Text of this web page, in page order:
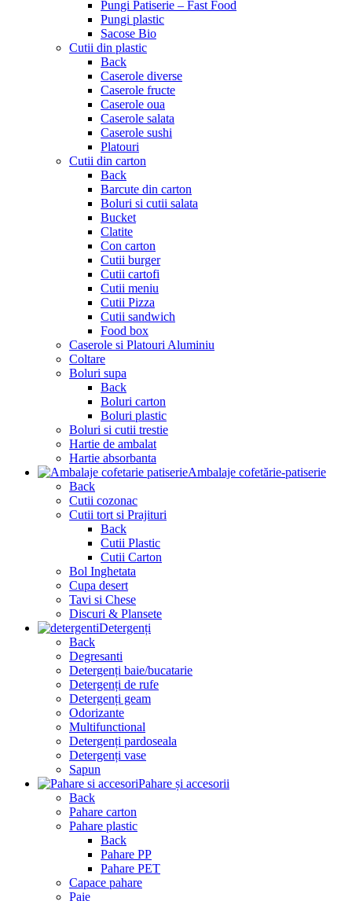
Pungi Patiserie – Fast Food
Pungi plastic
Sacose Bio
Cutii din plastic
Back
Caserole diverse
Caserole fructe
Caserole oua
Caserole salata
Caserole sushi
Platouri
Cutii din carton
Back
Barcute din carton
Boluri si cutii salata
Bucket
Clatite
Con carton
Cutii burger
Cutii cartofi
Cutii meniu
Cutii Pizza
Cutii sandwich
Food box
Caserole si Platouri Aluminiu
Coltare
Boluri supa
Back
Boluri carton
Boluri plastic
Boluri si cutii trestie
Hartie de ambalat
Hartie absorbanta
Ambalaje cofetărie-patiserie
Back
Cutii cozonac
Cutii tort si Prajituri
Back
Cutii Plastic
Cutii Carton
Bol Inghetata
Cupa desert
Tavi si Chese
Discuri & Plansete
Detergenți
Back
Degresanti
Detergenți baie/bucatarie
Detergenți de rufe
Detergenți geam
Odorizante
Multifunctional
Detergenți pardoseala
Detergenți vase
Sapun
Pahare și accesorii
Back
Pahare carton
Pahare plastic
Back
Pahare PP
Pahare PET
Capace pahare
Paie